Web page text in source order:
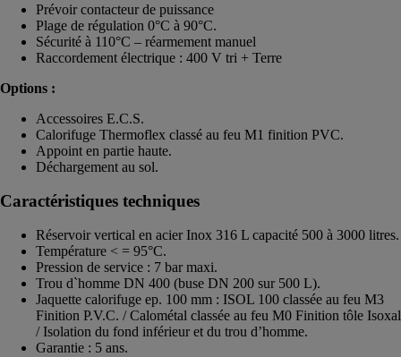
Prévoir contacteur de puissance
Plage de régulation 0°C à 90°C.
Sécurité à 110°C – réarmement manuel
Raccordement électrique : 400 V tri + Terre
Options :
Accessoires E.C.S.
Calorifuge Thermoflex classé au feu M1 finition PVC.
Appoint en partie haute.
Déchargement au sol.
Caractéristiques techniques
Réservoir vertical en acier Inox 316 L capacité 500 à 3000 litres.
Température < = 95°C.
Pression de service : 7 bar maxi.
Trou d`homme DN 400 (buse DN 200 sur 500 L).
Jaquette calorifuge ep. 100 mm : ISOL 100 classée au feu M3
Finition P.V.C. / Calométal classée au feu M0 Finition tôle Isoxal
/ Isolation du fond inférieur et du trou d’homme.
Garantie : 5 ans.